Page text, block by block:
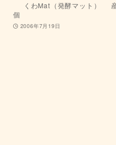
くわMat（発酵マット）
個
2006年7月19日